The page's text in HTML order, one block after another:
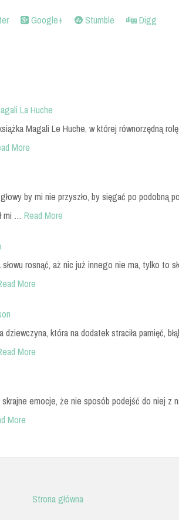
Google+ Stumble Digg
La Huche
Magali Le Huche, w której równorzędną
More
by mi nie przyszło, by sięgać po podobną
mi … Read More
rosnąć, aż nic już innego nie ma, tylko to
More
dziewczyna, która na dodatek straciła pamięć,
More
emocje, że nie sposób podejść do niej z
More
Strona główna